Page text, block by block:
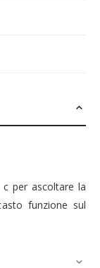
per ascoltare la
funzione sul